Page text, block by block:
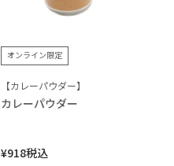
オンライン限定
【カレーパウダー】
カレーパウダー
¥918税込